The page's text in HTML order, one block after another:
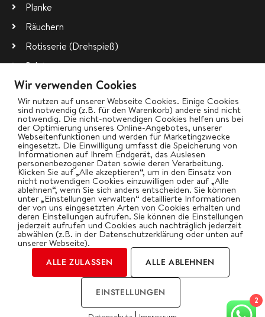
Planke
Räuchern
Rotisserie (Drehspieß)
Salate
Vegetarisch
Wok
bigBBQ goes Social
Kategorien
2026 | by Oliver Gawryluk
Datenschutz 2
Wir verwenden Cookies
Wir nutzen auf unserer Webseite Cookies. Einige Cookies
sind notwendig (z.B. für den Warenkorb) andere sind nicht
notwendig. Die nicht-notwendigen Cookies helfen uns bei
der Optimierung unseres Online-Angebotes, unserer
Webseitenfunktionen und werden für Marketingzwecke
eingesetzt. Die Einwilligung umfasst die Speicherung von
Informationen auf Ihrem Endgerät, das Auslesen
personenbezogener Daten sowie deren Verarbeitung.
Klicken Sie auf „Alle akzeptieren“, um in den Einsatz von
nicht notwendigen Cookies einzuwilligen oder auf „Alle
ablehnen“, wenn Sie sich anders entscheiden. Sie können
unter „Einstellungen verwalten“ detaillierte Informationen
der von uns eingesetzten Arten von Cookies erhalten und
deren Einstellungen aufrufen. Sie können die Einstellungen
jederzeit aufrufen und Cookies auch nachträglich jederzeit
abwählen (z.B. in der Datenschutzerklärung oder unten auf
unserer Webseite).
ALLE ZULASSEN ALLE ABLEHNEN
EINSTELLUNGEN